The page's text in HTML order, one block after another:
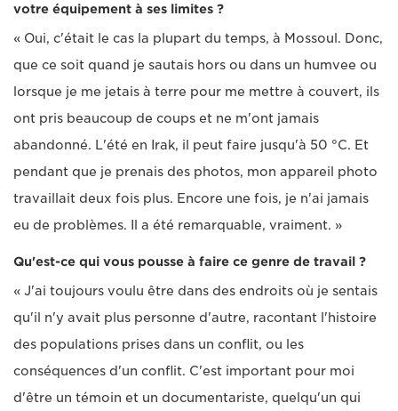
votre équipement à ses limites ?
« Oui, c'était le cas la plupart du temps, à Mossoul. Donc,
que ce soit quand je sautais hors ou dans un humvee ou
lorsque je me jetais à terre pour me mettre à couvert, ils
ont pris beaucoup de coups et ne m'ont jamais
abandonné. L'été en Irak, il peut faire jusqu'à 50 °C. Et
pendant que je prenais des photos, mon appareil photo
travaillait deux fois plus. Encore une fois, je n'ai jamais
eu de problèmes. Il a été remarquable, vraiment. »
Qu'est-ce qui vous pousse à faire ce genre de travail ?
« J'ai toujours voulu être dans des endroits où je sentais
qu'il n'y avait plus personne d'autre, racontant l'histoire
des populations prises dans un conflit, ou les
conséquences d'un conflit. C'est important pour moi
d'être un témoin et un documentariste, quelqu'un qui